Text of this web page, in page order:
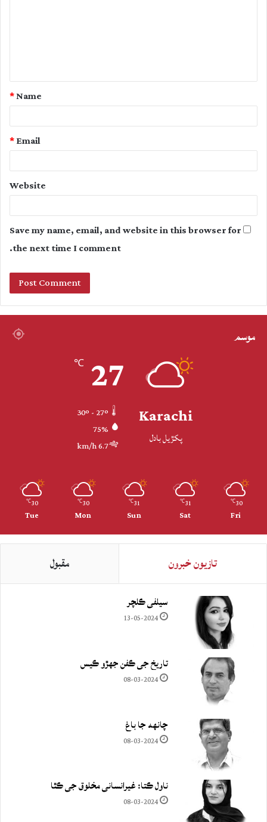
t
Name
*
Email
*
Website
Save my name, email, and website in this browser for
the next time I comment.
موسم
Karachi
پکڙيل بادل
27
℃
75%
6.7 km/h
30
℃
Fri
31
℃
Sat
31
℃
Sun
30
℃
Mon
30
℃
Tue
تازيون خبرون مقبول
سيلفي ڪلچر
13-05-2024
تاريخ جي ڪفن جھڙو ڪيس
08-03-2024
چانهه جا باغ
08-03-2024
ناول ڪتا: غيرانساني مخلوق جي ڪٿا
08-03-2024